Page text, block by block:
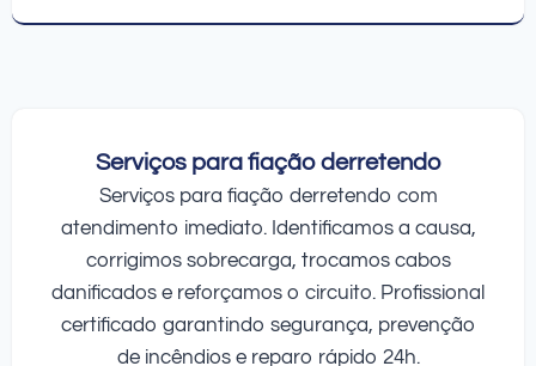
Serviços para fiação derretendo
Serviços para fiação derretendo com
atendimento imediato. Identificamos a causa,
corrigimos sobrecarga, trocamos cabos
danificados e reforçamos o circuito. Profissional
certificado garantindo segurança, prevenção
de incêndios e reparo rápido 24h.